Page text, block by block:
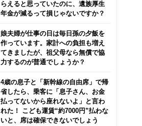
らえると思っていたのに、遺族厚生
年金が減るって損じゃないですか？
娘夫婦が仕事の日は毎日孫の夕飯を
作っています。家計への負担も増え
てきましたが、祖父母なら無償で協
力するのが普通でしょうか？
4歳の息子と「新幹線の自由席」で帰
省したら、乗客に「息子さん、お金
払ってないから座れないよ」と言わ
れた！ こども運賃“約7000円”払わな
いと、席は確保できないでしょう